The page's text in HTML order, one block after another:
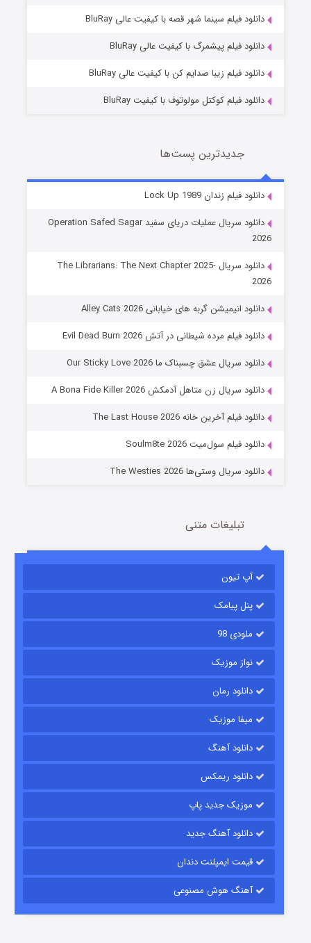
شوهر
عملیات آپارتمان
قسمت2 (زیرنویس) منتشر شد
مردگان متحرک: شهر مرده ۳
قسمت
شوگر فصل ۲
دانلود فیلم سینما شهر قصه با کیفیت عالی BluRay
دانلود فیلم پیشمرگ با کیفیت عالی BluRay
دانلود فیلم زیبا صدایم کن با کیفیت عالی BluRay
دانلود فیلم کوکتل مولوتوف با کیفیت BluRay
جدیدترین پست‌ها
دانلود فیلم زندان Lock Up 1989
دانلود سریال عملیات دریای سفید Operation Safed Sagar
2026
دانلود سریال The Librarians: The Next Chapter 2025-
2026
دانلود انیمیشن گربه های خیابانی Alley Cats 2026
دانلود فیلم مرده شیطانی در آتش Evil Dead Burn 2026
دانلود سریال عشق چسبناک ما Our Sticky Love 2026
دانلود سریال زن متاهل آدمکش A Bona Fide Killer 2026
دانلود فیلم آخرین خانه The Last House 2026
دانلود فیلم سول‌میت Soulm8te 2026
دانلود سریال وستی‌ها The Westies 2026
تبلیغات متنی
آپ تیون
پنل پیامک
ملودی 98
نواز موزیک
دانلود رمان
میفا موزیک
دانلود آهنگ
دانلود ریمکس
موزیک جدید پاپ
دانلود آهنگ جدید
قیمت ایمپلنت دندان
آهنگ هوش مصنوعی